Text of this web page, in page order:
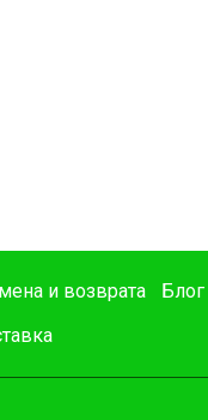
и возврата Блог